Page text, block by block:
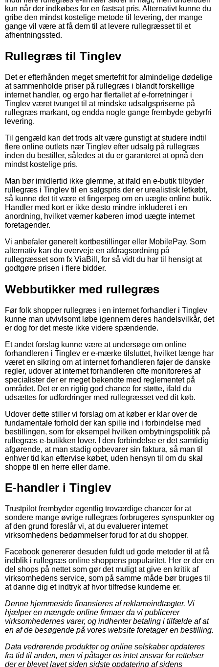
kun når der indkøbes for en fastsat pris. Alternativt kunne du
gribe den mindst kostelige metode til levering, der mange
gange vil være at få dem til at levere rullegræsset til et
afhentningssted.
Rullegræs til Tinglev
Det er efterhånden meget smertefrit for almindelige dødelige
at sammenholde priser på rullegræs i blandt forskellige
internet handler, og ergo har flertallet af e-forretninger i
Tinglev været tvunget til at mindske udsalgspriserne på
rullegræs markant, og endda nogle gange frembyde gebyrfri
levering.
Til gengæld kan det trods alt være gunstigt at studere indtil
flere online outlets nær Tinglev efter udsalg på rullegræs
inden du bestiller, således at du er garanteret at opnå den
mindst kostelige pris.
Man bør imidlertid ikke glemme, at ifald en e-butik tilbyder
rullegræs i Tinglev til en salgspris der er urealistisk letkøbt,
så kunne det tit være et fingerpeg om en uægte online butik.
Handler med kort er ikke desto mindre inkluderet i en
anordning, hvilket værner køberen imod uægte internet
foretagender.
Vi anbefaler generelt kortbestillinger eller MobilePay. Som
alternativ kan du overveje en afdragsordning på
rullegræsset som fx ViaBill, for så vidt du har til hensigt at
godtgøre prisen i flere bidder.
Webbutikker med rullegræs
Før folk shopper rullegræs i en internet forhandler i Tinglev
kunne man utvivlsomt løbe igennem deres handelsvilkår, det
er dog for det meste ikke videre spændende.
Et andet forslag kunne være at undersøge om online
forhandleren i Tinglev er e-mærke tilsluttet, hvilket længe har
været en sikring om at internet forhandleren føjer de danske
regler, udover at internet forhandleren ofte monitoreres af
specialister der er meget bekendte med reglementet på
området. Det er en rigtig god chance for støtte, ifald du
udsættes for udfordringer med rullegræsset ved dit køb.
Udover dette stiller vi forslag om at køber er klar over de
fundamentale forhold der kan spille ind i forbindelse med
bestillingen, som for eksempel hvilken ombytningspolitik på
rullegræs e-butikken lover. I den forbindelse er det samtidig
afgørende, at man stadig opbevarer sin faktura, så man til
enhver tid kan eftervise købet, uden hensyn til om du skal
shoppe til en herre eller dame.
E-handler i Tinglev
Trustpilot frembyder egentlig troværdige chancer for at
sondere mange øvrige rullegræs forbrugeres synspunkter og
af den grund foreslår vi, at du evaluerer internet
virksomhedens bedømmelser forud for at du shopper.
Facebook genererer desuden fuldt ud gode metoder til at få
indblik i rullegræs online shoppens popularitet. Her er der en
del shops på nettet som gør det muligt at give en kritik af
virksomhedens service, som på samme måde bør bruges til
at danne dig et indtryk af hvor tilfredse kunderne er.
Denne hjemmeside finansieres af reklameindtægter. Vi
hjælper en mængde online firmaer da vi publicerer
virksomhedernes varer, og indhenter betaling i tilfælde af at
en af de besøgende på vores website foretager en bestilling.
Data vedrørende produkter og online selskaber opdateres
fra tid til anden, men vi påtager os intet ansvar for rettelser
der er blevet lavet siden sidste opdatering af sidens